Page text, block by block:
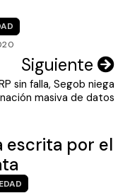
Siguiente
sin falla, Segob niega
masiva de datos
escrita por el